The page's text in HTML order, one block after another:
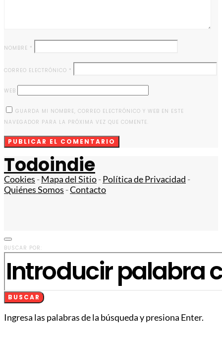
NOMBRE *
CORREO ELECTRÓNICO *
WEB
GUARDA MI NOMBRE, CORREO ELECTRÓNICO Y WEB EN ESTE
NAVEGADOR PARA LA PRÓXIMA VEZ QUE COMENTE.
Todoindie
Cookies -Mapa del Sitio-Política de Privacidad -
Quiénes Somos -Contacto
BUSCAR POR:
BUSCAR
Ingresa las palabras de la búsqueda y presiona Enter.